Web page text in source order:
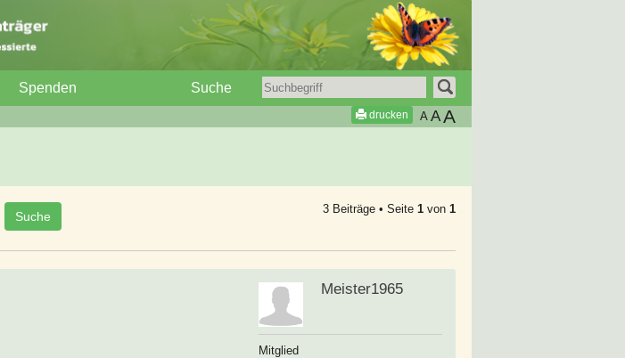
Spenden Suche
drucken A AA
3 Beiträge • Seite 1 von 1
Meister1965
Mitglied